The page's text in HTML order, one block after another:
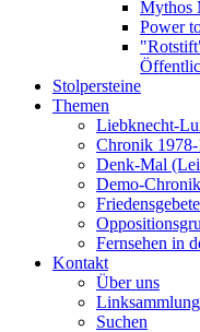
Mythos
Power
Stolpersteine
Themen
Liebknecht-
Chronik
Denk-Mal
Demo-
Friedensgebete
Fernsehen in
Kontakt
Über uns
Linksammlung
Suchen